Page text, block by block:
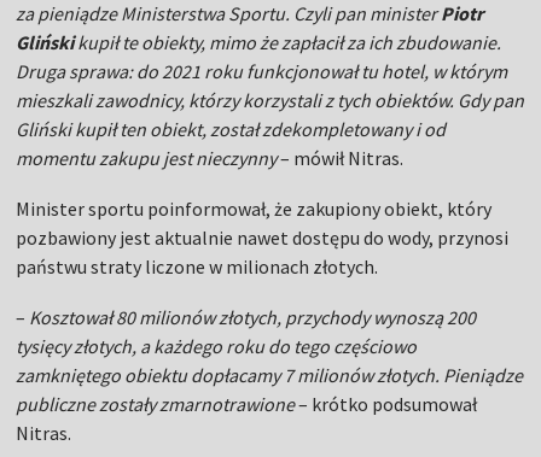
za pieniądze Ministerstwa Sportu. Czyli pan ministerPiotr
Glińskikupił te obiekty, mimo że zapłacił za ich zbudowanie.
Druga sprawa: do 2021 roku funkcjonował tu hotel, w którym
mieszkali zawodnicy, którzy korzystali z tych obiektów. Gdy pan
Gliński kupił ten obiekt, został zdekompletowany i od
momentu zakupu jest nieczynny– mówił Nitras.
Minister sportu poinformował, że zakupiony obiekt, który
pozbawiony jest aktualnie nawet dostępu do wody, przynosi
państwu straty liczone w milionach złotych.
– Kosztował 80 milionów złotych, przychody wynoszą 200
tysięcy złotych, a każdego roku do tego częściowo
zamkniętego obiektu dopłacamy 7 milionów złotych. Pieniądze
publiczne zostały zmarnotrawione– krótko podsumował
Nitras.